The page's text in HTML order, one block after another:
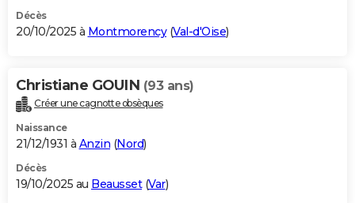
Décès
20/10/2025 à Montmorency(Val-d'Oise)
Christiane GOUIN (93 ans)
Créer une cagnotte obsèques
Naissance
21/12/1931 à Anzin (Nord)
Décès
19/10/2025 au Beausset(Var)